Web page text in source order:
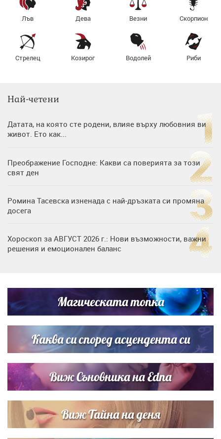
Лъв Дева Везни Скорпион
Стрелец Козирог Водолей Риби
Най-четени
Датата, на която сте родени, влияе върху любовния ви
живот. Ето как...
Преображение Господне: Какви са поверията за този
свят ден
Ромина Тасевска изненада с най-дръзката си промяна
досега
Хороскоп за АВГУСТ 2026 г.: Нови възможности, важни
решения и емоционален баланс
си деца на семейна морска приказка
Звездна ваканция в Майорка: Дженифър Анистън,
Кортни Кокс и Джим Къртис заедно на яхта
Магическата топка
Каква си според асцендента си
Виж Съновника на Edna
Виж Тайна на деня